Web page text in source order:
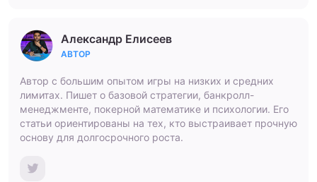
Александр Елисеев
АВТОР
Автор с большим опытом игры на низких и средних
лимитах. Пишет о базовой стратегии, банкролл-
менеджменте, покерной математике и психологии. Его
статьи ориентированы на тех, кто выстраивает прочную
основу для долгосрочного роста.